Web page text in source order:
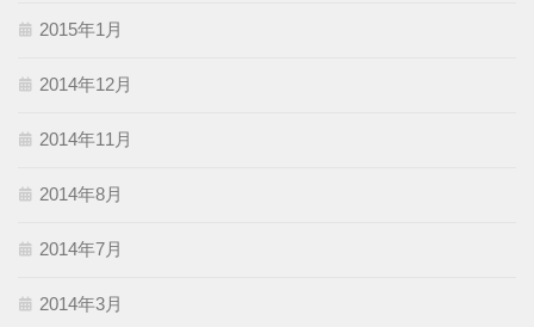
2015年1月
2014年12月
2014年11月
2014年8月
2014年7月
2014年3月